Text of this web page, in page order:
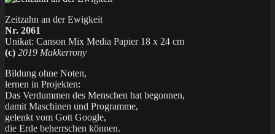
Zeitzahn an der Ewigkeit
Nr. 2061
Unikat: Canson Mix Media Papier 18 x 24 cm
(c) 2019 Makkerrony
Bildung ohne Noten,
lernen in Projekten:
Das Verdummen des Menschen hat begonnen,
damit Maschinen und Programme,
gelenkt vom Gott Google,
die Erde beherrschen können.